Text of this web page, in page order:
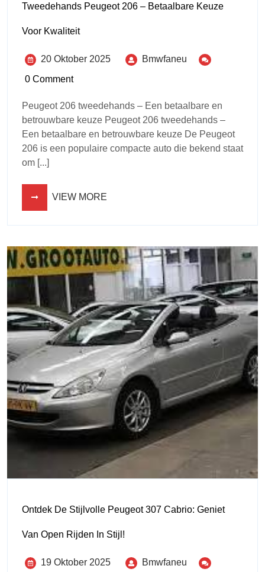
Tweedehands Peugeot 206 – Betaalbare Keuze
Voor Kwaliteit
20 Oktober 2025
Bmwfaneu
0 Comment
Peugeot 206 tweedehands – Een betaalbare en
betrouwbare keuze Peugeot 206 tweedehands –
Een betaalbare en betrouwbare keuze De Peugeot
206 is een populaire compacte auto die bekend staat
om [...]
VIEW MORE
Ontdek De Stijlvolle Peugeot 307 Cabrio: Geniet
Van Open Rijden In Stijl!
19 Oktober 2025
Bmwfaneu